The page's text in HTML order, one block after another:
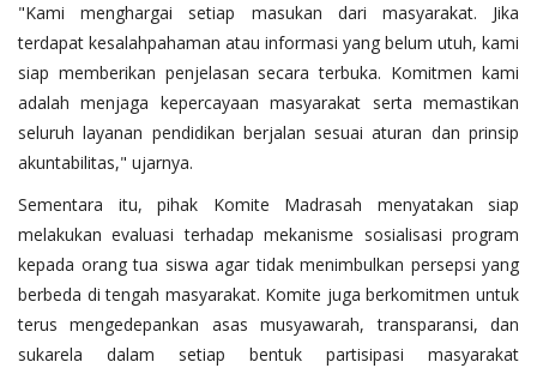
"Kami menghargai setiap masukan dari masyarakat. Jika
terdapat kesalahpahaman atau informasi yang belum utuh, kami
siap memberikan penjelasan secara terbuka. Komitmen kami
adalah menjaga kepercayaan masyarakat serta memastikan
seluruh layanan pendidikan berjalan sesuai aturan dan prinsip
akuntabilitas," ujarnya.
Sementara itu, pihak Komite Madrasah menyatakan siap
melakukan evaluasi terhadap mekanisme sosialisasi program
kepada orang tua siswa agar tidak menimbulkan persepsi yang
berbeda di tengah masyarakat. Komite juga berkomitmen untuk
terus mengedepankan asas musyawarah, transparansi, dan
sukarela dalam setiap bentuk partisipasi masyarakat